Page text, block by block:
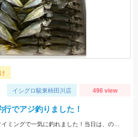
イシグロ駿東柿田川店 496 view
でアジ釣りました！
アジの群れが回遊してきたタイミングで一気に釣れました！当日は、のべ竿と豆アジマッチ・スピード餌つけ器仕掛・生アミエビなどを使用しました。